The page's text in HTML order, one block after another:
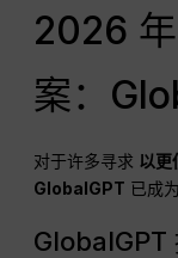
2026
案：
对于许多寻求 以更
GlobalGPT 已成
GlobalGPT